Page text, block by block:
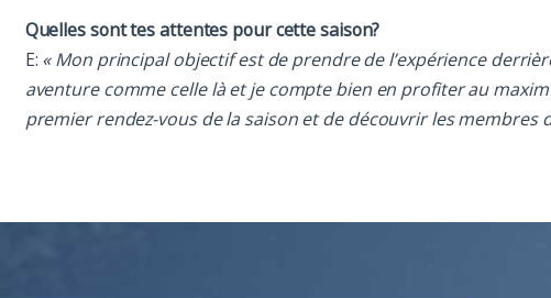
Quelles sont tes attentes pour cette saison?
E: « Mon principal objectif est de prendre de l’expérience
aventure comme celle là et je compte bien en profiter au
premier rendez-vous de la saison et de découvrir les membres